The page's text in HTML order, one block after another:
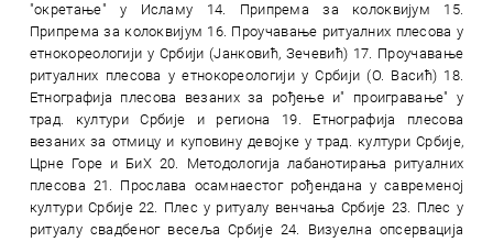
"окретање" у Исламу 14. Припрема за колоквијум 15.
Припрема за колоквијум 16. Проучавање ритуалних плесова у
етнокореологији у Србији (Јанковић, Зечевић) 17. Проучавање
ритуалних плесова у етнокореологији у Србији (О. Васић) 18.
Етнографија плесова везаних за рођење и" проигравање" у
трад. култури Србије и региона 19. Етнографија плесова
везаних за отмицу и куповину девојке у трад. култури Србије,
Црне Горе и БиХ 20. Методологија лабанотирања ритуалних
плесова 21. Прослава осамнаестог рођендана у савременој
култури Србије 22. Плес у ритуалу венчања Србије 23. Плес у
ритуалу свадбеног весеља Србије 24. Визуелна опсервација